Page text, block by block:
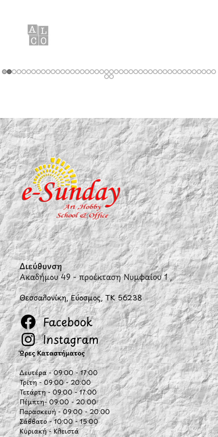
Διεύθυνση
Ακαδήμου 49 - προέκταση Νυμφαίου 1 ,
Θεσσαλονίκη, Εύοσμος, ΤΚ 56238
Facebook
Instagram
Ώρες Καταστήματος
Δευτέρα - 09:00 - 17:00
Τρίτη - 09:00 - 20:00
Τετάρτη - 09:00 - 17:00
Πέμπτη- 09:00 - 20:00
Παρασκευή - 09:00 - 20:00
Σάββατο - 10:00 - 15:00
Κυριακή - Κλειστά